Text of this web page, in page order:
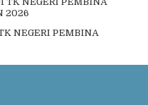
2026
NEGERI PEMBINA